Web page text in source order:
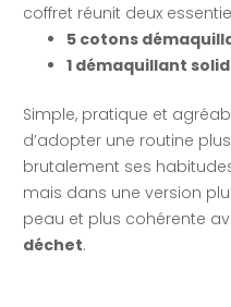
coffret réunit deux
5 cotons
1 démaquillant
Simple, pratique et
d’adopter une routine
brutalement ses
mais dans une version
peau et plus cohérente
déchet.